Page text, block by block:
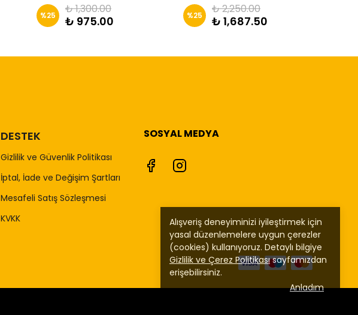
Alışveriş deneyiminizi iyileştirmek için
yasal düzenlemelere uygun çerezler
(cookies) kullanıyoruz. Detaylı bilgiye
Gizlilik ve Çerez Politikasısayfamızdan
erişebilirsiniz.
Anladım
%25 ₺ 1,300.00
₺ 975.00 %25 ₺ 2,250.00
₺ 1,687.50
DESTEK
Gizlilik ve Güvenlik Politikası
İptal, İade ve Değişim Şartları
Mesafeli Satış Sözleşmesi
KVKK
SOSYAL MEDYA